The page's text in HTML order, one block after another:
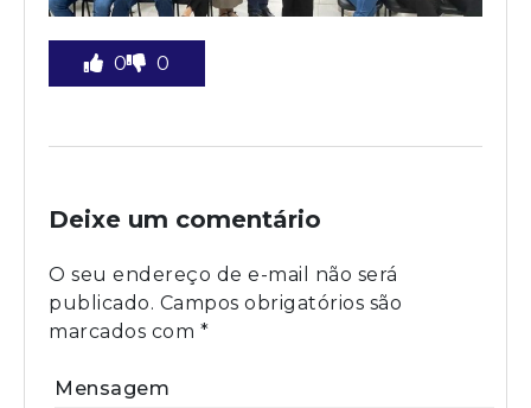
0 0
Deixe um comentário
O seu endereço de e-mail não será
publicado. Campos obrigatórios são
marcados com *
Mensagem